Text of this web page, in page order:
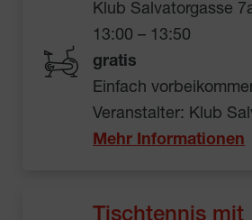
Klub Salvatorgasse
13:00 – 13:50
gratis
Einfach
Veranstalter: Klub
Mehr Informationen